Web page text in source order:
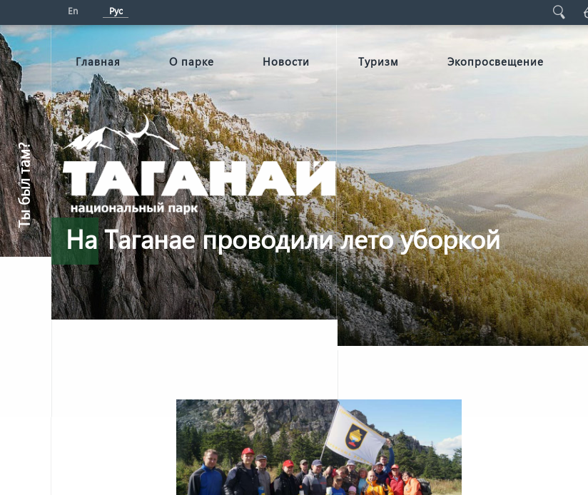
En Рус
Главная О парке Новости Туризм Экопросвещение
На Таганае проводили лето уборкой
Ты был там?